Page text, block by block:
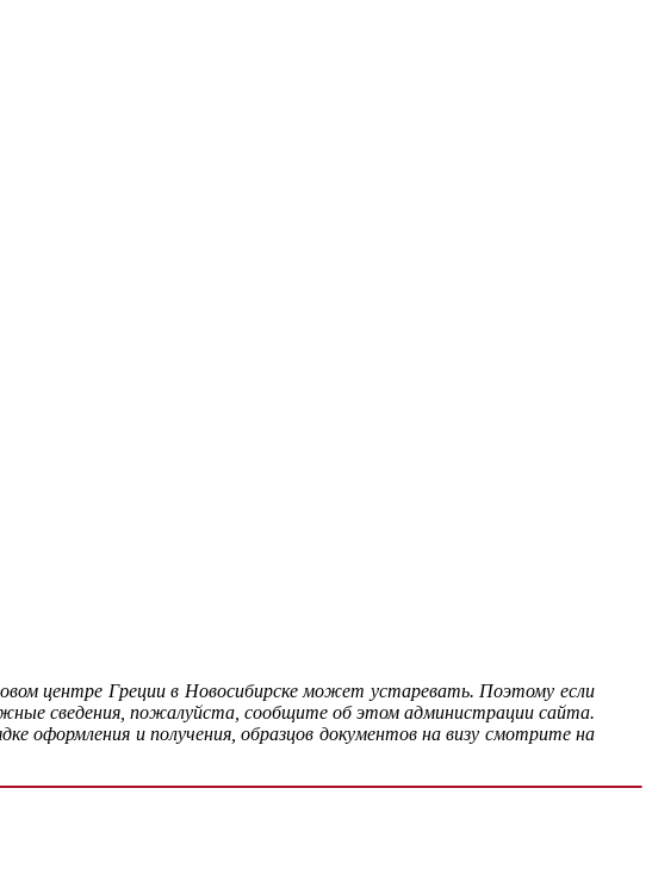
центре Греции в Новосибирске может устаревать. Поэтому если
сведения, пожалуйста, сообщите об этом администрации сайта.
оформления и получения, образцов документов на визу смотрите на